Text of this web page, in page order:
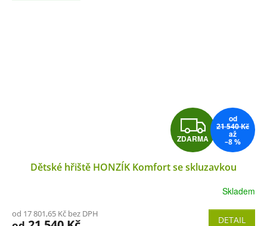
Z
D
A
ZDARMA
od
21 540 Kč
až
–8 %
Dětské hřiště HONZÍK Komfort se skluzavkou
Skladem
od 17 801,65 Kč bez DPH
DETAIL